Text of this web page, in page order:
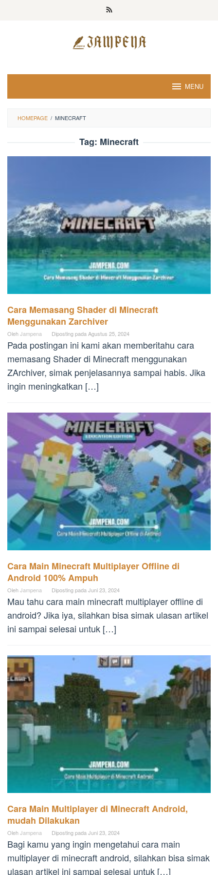
MENU
HOMEPAGE / MINECRAFT
Tag: Minecraft
Cara Memasang Shader di Minecraft
Menggunakan Zarchiver
OlehJampena Diposting pada Agustus 25, 2024
Pada postingan ini kami akan memberitahu cara
memasang Shader di Minecraft menggunakan
ZArchiver, simak penjelasannya sampai habis. Jika
ingin meningkatkan […]
Cara Main Minecraft Multiplayer Offline di
Android 100% Ampuh
OlehJampena Diposting padaJuni 23, 2024
Mau tahu cara main minecraft multiplayer offline di
android? Jika iya, silahkan bisa simak ulasan artikel
ini sampai selesai untuk […]
Cara Main Multiplayer di Minecraft Android,
mudah Dilakukan
OlehJampena Diposting padaJuni 23, 2024
Bagi kamu yang ingin mengetahui cara main
multiplayer di minecraft android, silahkan bisa simak
ulasan artikel ini sampai selesai untuk […]